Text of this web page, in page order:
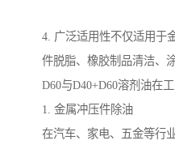
4. 广泛适用性不仅适用于
件脱脂、橡胶制品清洁、
D60与D40+D60溶剂油在
1. 金属冲压件除油
在汽车、家电、五金等行